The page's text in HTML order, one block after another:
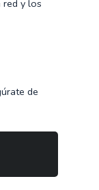
red y los
de